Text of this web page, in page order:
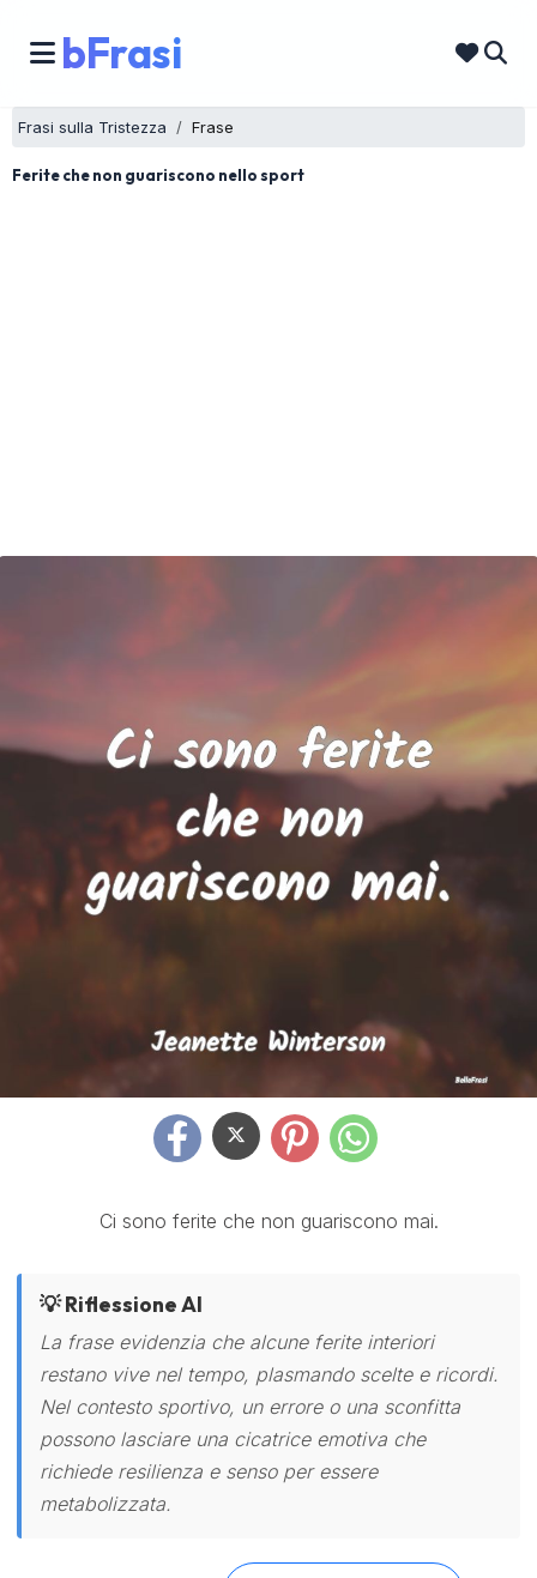
bFrasi
Frasi sulla Tristezza Frase
Ferite che non guariscono nello sport
Ci sono ferite che non guariscono mai.
💡 Riflessione AI
La frase evidenzia che alcune ferite interiori
restano vive nel tempo, plasmando scelte e ricordi.
Nel contesto sportivo, un errore o una sconfitta
possono lasciare una cicatrice emotiva che
richiede resilienza e senso per essere
metabolizzata.